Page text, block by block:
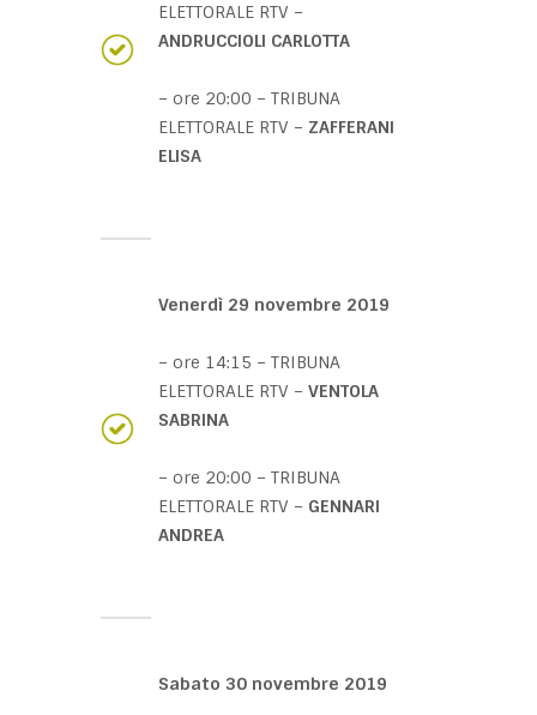
ELETTORALE RTV –
ANDRUCCIOLI CARLOTTA
– ore 20:00 – TRIBUNA
ELETTORALE RTV – ZAFFERANI
ELISA
Venerdì 29 novembre 2019
– ore 14:15 – TRIBUNA
ELETTORALE RTV – VENTOLA
SABRINA
– ore 20:00 – TRIBUNA
ELETTORALE RTV – GENNARI
ANDREA
Sabato 30 novembre 2019